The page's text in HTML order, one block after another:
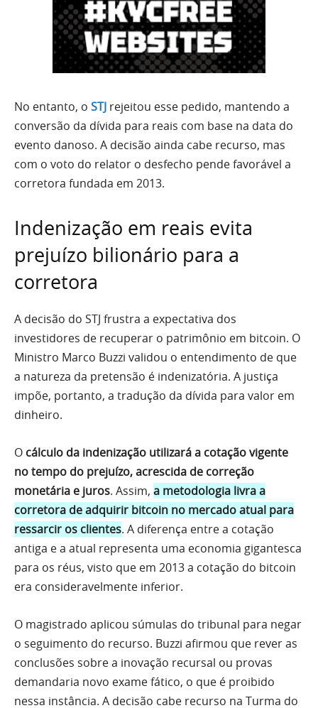
No entanto, o STJ rejeitou esse pedido, mantendo a
conversão da dívida para reais com base na data do
evento danoso. A decisão ainda cabe recurso, mas
com o voto do relator o desfecho pende favorável a
corretora fundada em 2013.
Indenização em reais evita
prejuízo bilionário para a
corretora
A decisão do STJ frustra a expectativa dos
investidores de recuperar o patrimônio em bitcoin. O
Ministro Marco Buzzi validou o entendimento de que
a natureza da pretensão é indenizatória. A justiça
impõe, portanto, a tradução da dívida para valor em
dinheiro.
O cálculo da indenização utilizará a cotação vigente
no tempo do prejuízo, acrescida de correção
monetária e juros. Assim, a metodologia livra a
corretora de adquirir bitcoin no mercado atual para
ressarcir os clientes. A diferença entre a cotação
antiga e a atual representa uma economia gigantesca
para os réus, visto que em 2013 a cotação do bitcoin
era consideravelmente inferior.
O magistrado aplicou súmulas do tribunal para negar
o seguimento do recurso. Buzzi afirmou que rever as
conclusões sobre a inovação recursal ou provas
demandaria novo exame fático, o que é proibido
nessa instância. A decisão cabe recurso na Turma do